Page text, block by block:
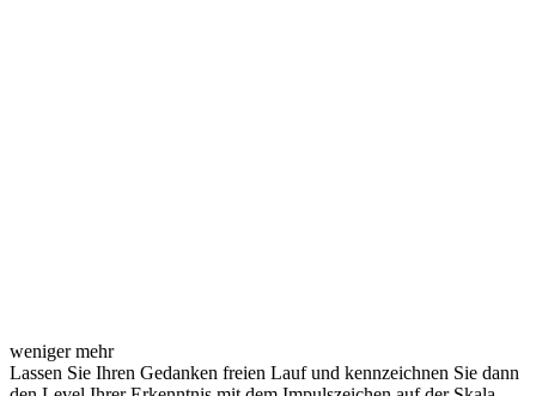
weniger mehr
Lassen Sie Ihren Gedanken freien Lauf und kennzeichnen Sie dann